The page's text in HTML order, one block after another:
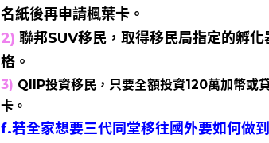
名紙後再申請楓葉卡。
2) 聯邦SUV移民，取得移民局指定的孵
格。
3) QIIP投資移民，只要全額投資120萬加幣或
卡。
f.若全家想要三代同堂移往國外要如何做